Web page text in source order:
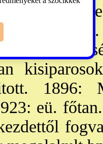
és
az
1896:
eü.